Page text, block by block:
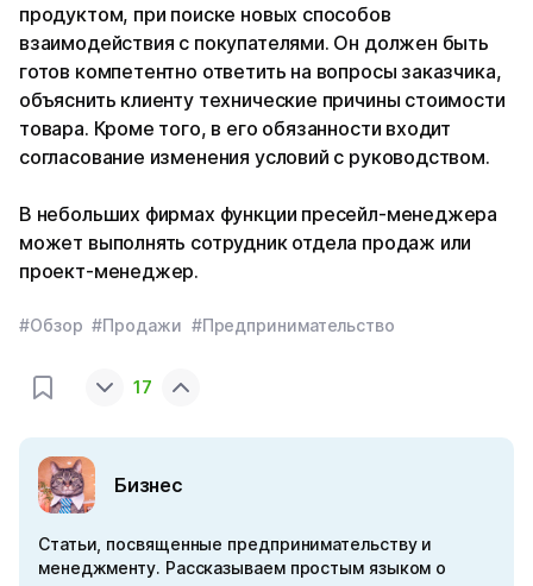
продуктом, при поиске новых способов
взаимодействия с покупателями. Он должен быть
готов компетентно ответить на вопросы заказчика,
объяснить клиенту технические причины стоимости
товара. Кроме того, в его обязанности входит
согласование изменения условий с руководством.
В небольших фирмах функции пресейл-менеджера
может выполнять сотрудник отдела продаж или
проект-менеджер.
#Обзор #Продажи #Предпринимательство
17
Бизнес
Статьи, посвященные предпринимательству и
менеджменту. Рассказываем простым языком о